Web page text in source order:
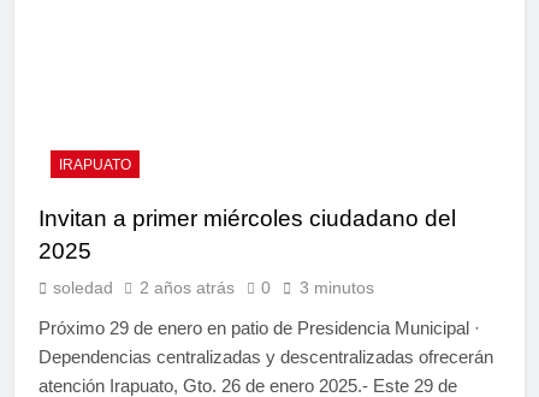
IRAPUATO
Invitan a primer miércoles ciudadano del
2025
soledad 2 años atrás 0 3 minutos
Próximo 29 de enero en patio de Presidencia Municipal ·
Dependencias centralizadas y descentralizadas ofrecerán
atención Irapuato, Gto. 26 de enero 2025.- Este 29 de